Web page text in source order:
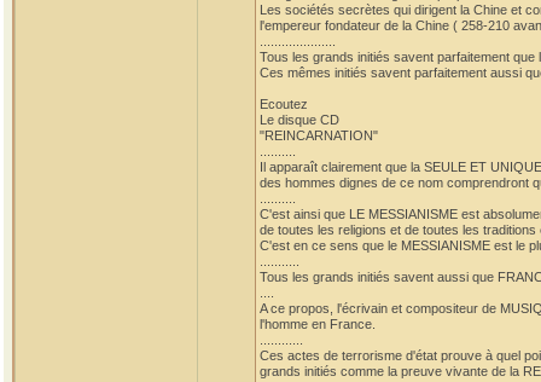
Les sociétés secrètes qui dirigent la Chine et
l'empereur fondateur de la Chine ( 258-210
Tous les grands initiés savent parfaitement
Ces mêmes initiés savent parfaitement aussi
Ecoutez
Le disque CD
"REINCARNATION"
Il apparaît clairement que la SEULE ET
des hommes dignes de ce nom comprendront
C'est ainsi que LE MESSIANISME est
de toutes les religions et de toutes les
C'est en ce sens que le MESSIANISME est le
Tous les grands initiés savent aussi que
A ce propos, l'écrivain et compositeur de
l'homme en France.
Ces actes de terrorisme d'état prouve à quel
grands initiés comme la preuve vivante de la